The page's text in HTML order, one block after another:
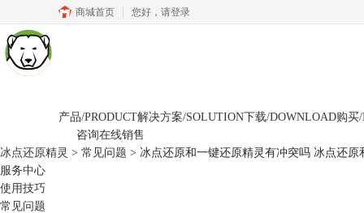
商城首页 您好， 请登录
产品/PRODUCT解决方案/SOLUTION下载/DOWNLOAD购买
咨询在线销售
冰点还原精灵 > 常见问题 > 冰点还原和一键还原精灵有冲突吗 冰点还原
服务中心
使用技巧
常见问题